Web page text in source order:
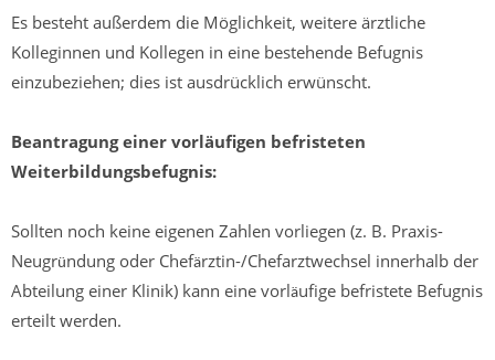
Es besteht außerdem die Möglichkeit, weitere ärztliche
Kolleginnen und Kollegen in eine bestehende Befugnis
einzubeziehen; dies ist ausdrücklich erwünscht.
Beantragung einer vorläufigen befristeten
Weiterbildungsbefugnis:
Sollten noch keine eigenen Zahlen vorliegen (z. B. Praxis-
Neugründung oder Chefärztin-/Chefarztwechsel innerhalb der
Abteilung einer Klinik) kann eine vorläufige befristete Befugnis
erteilt werden.